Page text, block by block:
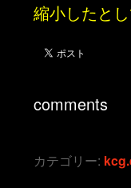
縮小したと
comments
カテゴリー: